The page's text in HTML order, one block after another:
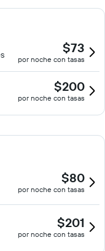
en el gimnasio. Para
con capacidad
$73
por noche con tasas
$200
por noche con tasas
$80
por noche con tasas
$201
por noche con tasas